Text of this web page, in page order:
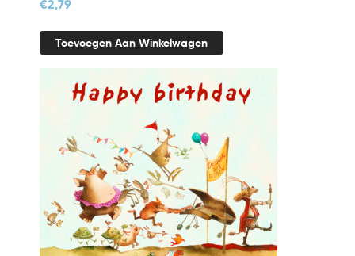
€2,79
Toevoegen Aan Winkelwagen